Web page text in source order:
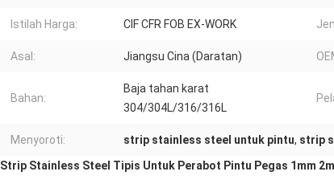
Istilah Harga: CIF CFR FOB EX-WORK
Asal: Jiangsu Cina (Daratan)
Bahan:
Baja tahan karat
304/304L/316/316L
Menyoroti: strip stainless steel untuk pintu, strip
Strip Stainless Steel Tipis Untuk Perabot Pintu Pegas 1mm